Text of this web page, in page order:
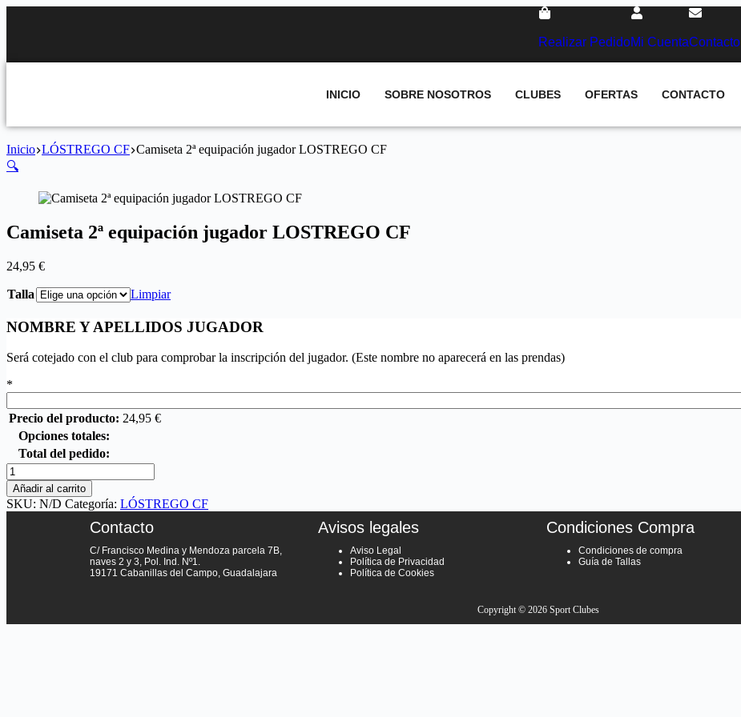
Realizar PedidoMi CuentaContacto
INICIO SOBRE NOSOTROS CLUBES OFERTAS CONTACTO
Inicio LÓSTREGO CF Camiseta 2ª equipación jugador LOSTREGO CF
🔍
Camiseta 2ª equipación jugador LOSTREGO CF
24,95 €
Talla Limpiar
NOMBRE Y APELLIDOS JUGADOR
Será cotejado con el club para comprobar la inscripción del jugador. (Este nombre no aparecerá en las prendas)
*
Precio del producto: 24,95 €
Opciones totales:
Total del pedido:
Añadir al carrito
SKU: N/D Categoría: LÓSTREGO CF
Contacto
C/ Francisco Medina y Mendoza parcela 7B,
naves 2 y 3, Pol. Ind. Nº1.
19171 Cabanillas del Campo, Guadalajara
Avisos legales
Aviso Legal
Política de Privacidad
Política de Cookies
Condiciones Compra
Condiciones de compra
Guía de Tallas
Copyright © 2026 Sport Clubes